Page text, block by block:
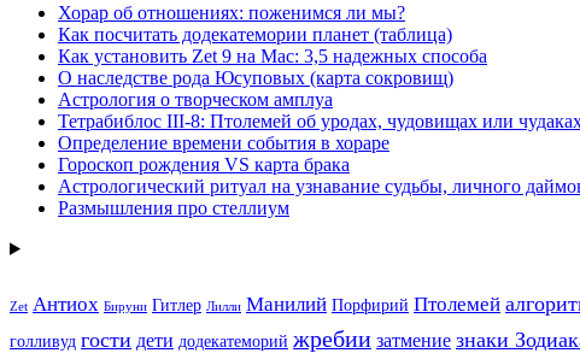
Хорар об отношениях: поженимся ли мы?
Как посчитать додекатемории планет (таблица)
Как установить Zet 9 на Mac: 3,5 надежных способа
О наследстве рода Юсуповых (карта сокровищ)
Астрология о творческом амплуа
Тетрабиблос III-8: Птолемей об уродах, чудовищах или
Определение времени события в хораре
Гороскоп рождения VS карта брака
Астрологический ритуал на узнавание судьбы, личного
Размышления про стеллиум
Zet Антиох Бируни Гитлер Лилли Манилий Порфирий Птолемей
голливуд гости дети додекатеморий жребии затмение знаки